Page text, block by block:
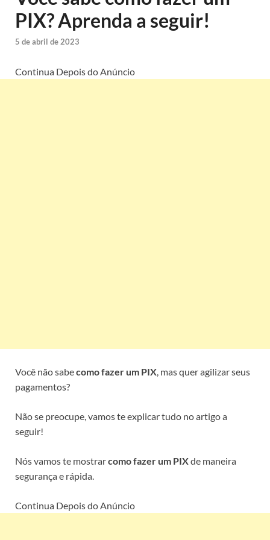
PIX? Aprenda a seguir!
5 de abril de 2023
Continua Depois do Anúncio
Você não sabecomo fazer um PIX, mas quer agilizar seus
pagamentos?
Não se preocupe, vamos te explicar tudo no artigo a
seguir!
Nós vamos te mostrarcomo fazer um PIXde maneira
segurança e rápida.
Continua Depois do Anúncio